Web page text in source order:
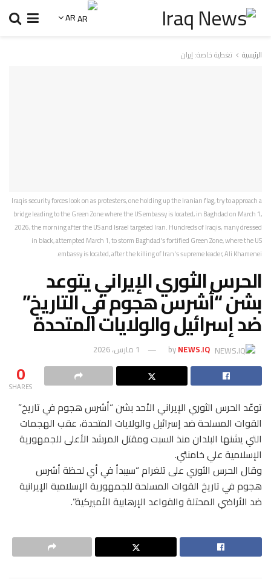
AR
الرئيسية تغطية خاصة: إيران
Iraqis security forces look on as protesters, one holding up the Iranian flag, try to approach a
bridge leading to the Green Zone where the US embassy is located, in Baghdad on March 1,
2026, the morning after the US and Israel targeted Iran. Hundreds of Iraqis, many dressed
in black, attempted March 1, to storm Baghdad's fortified Green Zone, where the US
embassy is located, after the killing of Iran's supreme leader, Ali Khamenei.
الحرس الثوري الإيراني يتوعد
بشن “أشرس هجوم في التاريخ”
ضد إسرائيل والولايات المتحدة
byNEWS.IQ 1 مارس، 2026
0
SHARES
توعّد الحرس الثوري الإيراني الأحد بشن “أشرس هجوم في تاريخ”
القوات المسلحة ضد إسرائيل والولايات المتحدة، عقب الهجمات
التي يشنها البلدان منذ السبت ومقتل المرشد الأعلى للجمهورية
الإسلامية علي خامنئي.
وقال الحرس الثوري على تلغرام “سيبدأ في أي لحظة أشرس
هجوم في تاريخ القوات المسلحة للجمهورية الإسلامية الإيرانية
ضد الأراضي المحتلة والقواعد الإرهابية الأميركية”.